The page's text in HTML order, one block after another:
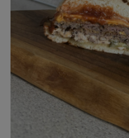
Miere
Tortilla chips
Pasta ardei iute
Unt de arahide
Kombucha
Băuturi artizanale